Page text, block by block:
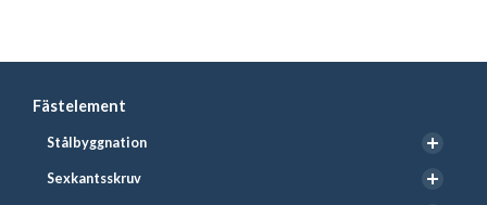
Fästelement
Stålbyggnation
Sexkantsskruv